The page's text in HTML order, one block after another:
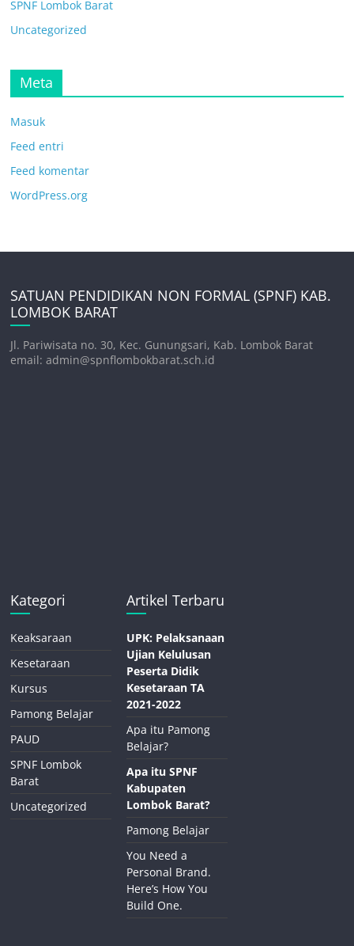
SPNF Lombok Barat
Uncategorized
Meta
Masuk
Feed entri
Feed komentar
WordPress.org
SATUAN PENDIDIKAN NON FORMAL (SPNF) KAB.
LOMBOK BARAT
Jl. Pariwisata no. 30, Kec. Gunungsari, Kab. Lombok Barat
email: admin@spnflombokbarat.sch.id
Kategori
Keaksaraan
Kesetaraan
Kursus
Pamong Belajar
PAUD
SPNF Lombok
Barat
Uncategorized
Artikel Terbaru
UPK: Pelaksanaan
Ujian Kelulusan
Peserta Didik
Kesetaraan TA
2021-2022
Apa itu Pamong
Belajar?
Apa itu SPNF
Kabupaten
Lombok Barat?
Pamong Belajar
You Need a
Personal Brand.
Here’s How You
Build One.